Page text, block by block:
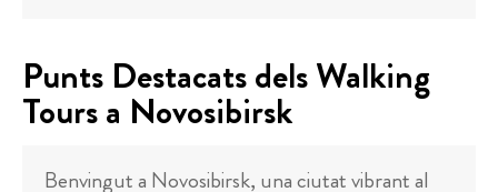
Punts Destacats dels Walking
Tours a Novosibirsk
Benvingut a Novosibirsk, una ciutat vibrant al